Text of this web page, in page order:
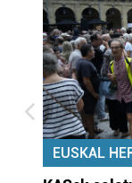
EUSKAL